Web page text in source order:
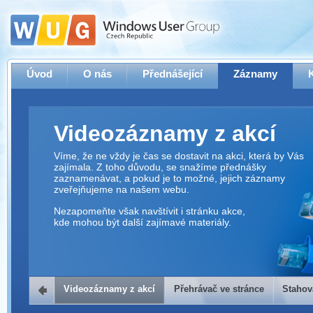
Úvod O nás Přednášející Záznamy
Videozáznamy z akcí
Víme, že ne vždy je čas se dostavit na akci, která by Vás
zajímala. Z toho důvodu, se snažíme přednášky
zaznamenávat, a pokud je to možné, jejich záznamy
zveřejňujeme na našem webu.
Nezapomeňte však navštívit i stránku akce,
kde mohou být další zajímavé materiály.
Přehrávač ve stránce
Videozáznamy z akcí Přehrávač ve stránce